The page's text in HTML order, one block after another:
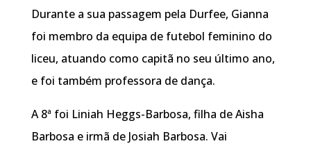
Durante a sua passagem pela Durfee, Gianna
foi membro da equipa de futebol feminino do
liceu, atuando como capitã no seu último ano,
e foi também professora de dança.
A 8ª foi Liniah Heggs-Barbosa, filha de Aisha
Barbosa e irmã de Josiah Barbosa. Vai